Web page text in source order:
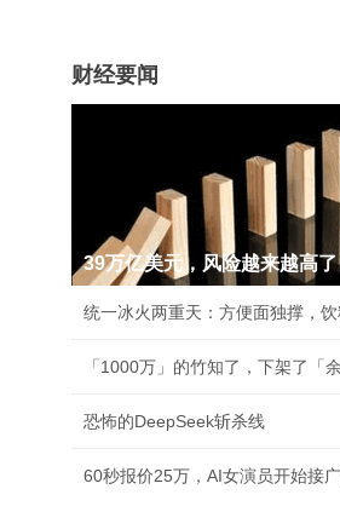
财经要闻
39万亿美元，风险越来越高了
统一冰火两重天：方便面独撑，
「1000万」的竹知了，下架了「余
恐怖的DeepSeek斩杀线
60秒报价25万，AI女演员开始接